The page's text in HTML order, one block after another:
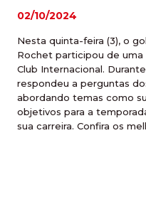
02/10/2024
Nesta quinta-feira (3), o
Rochet participou de
Club Internacional.
respondeu a perguntas
abordando temas como
objetivos para a
sua carreira. Confira os